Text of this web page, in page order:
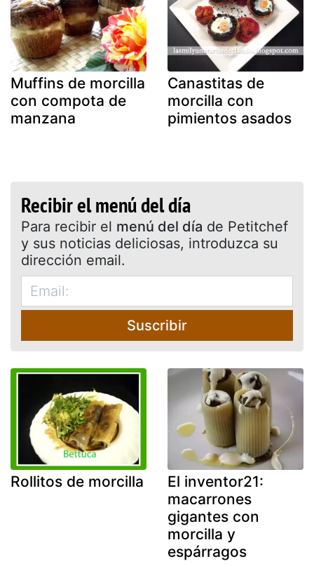
Muffins de morcilla
con compota de
manzana
Canastitas de
morcilla con
pimientos asados
Recibir el menú del día
Para recibir el menú del día de Petitchef
y sus noticias deliciosas, introduzca su
dirección email.
Suscribir
Rollitos de morcilla
El inventor21:
macarrones
gigantes con
morcilla y
espárragos